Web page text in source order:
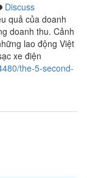
Discuss
quả của doanh
doanh thu. Cảnh
lao động Việt
xe điện
the-5-second-